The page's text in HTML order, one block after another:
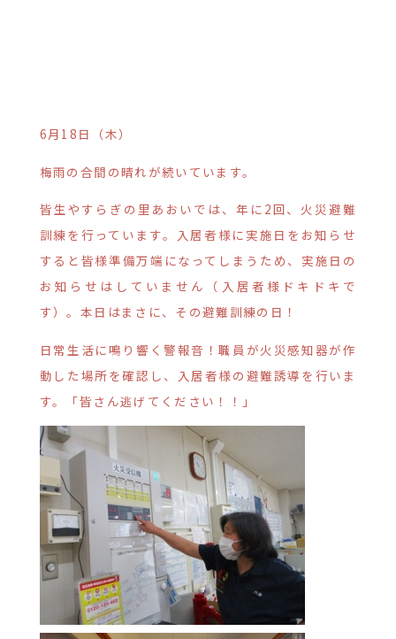
6月18日（木）
梅雨の合間の晴れが続いています。
皆生やすらぎの里あおいでは、年に2回、火災避難
訓練を行っています。入居者様に実施日をお知らせ
すると皆様準備万端になってしまうため、実施日の
お知らせはしていません（入居者様ドキドキで
す）。本日はまさに、その避難訓練の日！
日常生活に鳴り響く警報音！職員が火災感知器が作
動した場所を確認し、入居者様の避難誘導を行いま
す。「皆さん逃げてください！！」